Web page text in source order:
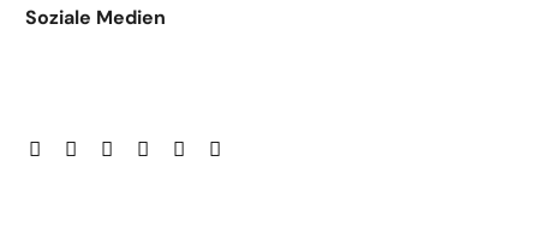
Soziale Medien